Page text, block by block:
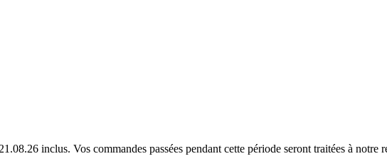
inclus. Vos commandes passées pendant cette période seront traitées à notre